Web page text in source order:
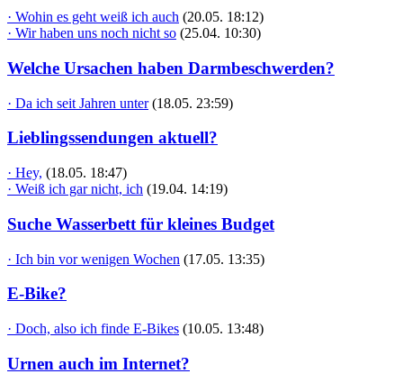
· Wohin es geht weiß ich auch (20.05. 18:12)
· Wir haben uns noch nicht so (25.04. 10:30)
Welche Ursachen haben Darmbeschwerden?
· Da ich seit Jahren unter (18.05. 23:59)
Lieblingssendungen aktuell?
· Hey, (18.05. 18:47)
· Weiß ich gar nicht, ich (19.04. 14:19)
Suche Wasserbett für kleines Budget
· Ich bin vor wenigen Wochen (17.05. 13:35)
E-Bike?
· Doch, also ich finde E-Bikes (10.05. 13:48)
Urnen auch im Internet?